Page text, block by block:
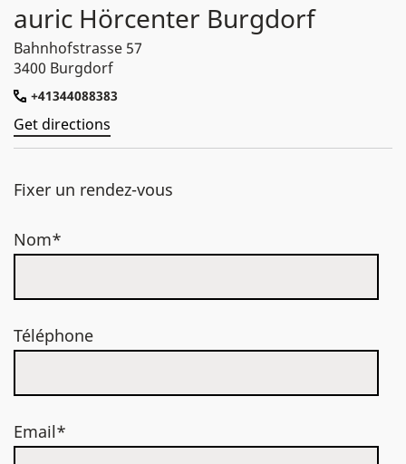
auric Hörcenter Burgdorf
Bahnhofstrasse 57
3400 Burgdorf
+41344088383
Get directions
Fixer un rendez-vous
Nom*
Téléphone
Email*